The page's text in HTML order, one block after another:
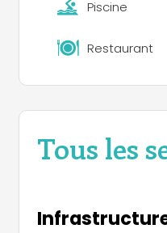
Piscine
Restaurant
Tous les